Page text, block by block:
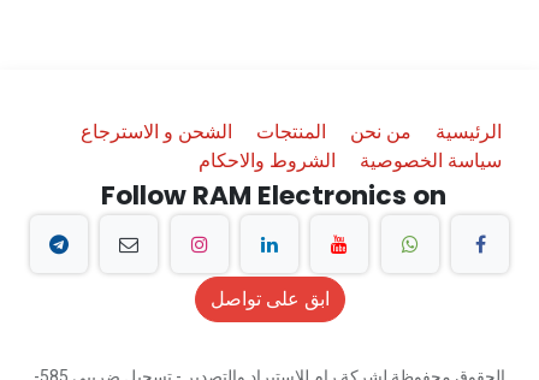
الرئيسية من نحن المنتجات
الشحن و الاسترجاع
سياسة الخصوصية
الشروط والاحكام
Follow RAM Electronics on
ابق على تواصل
الحقوق محفوظة لشركة رام للاستيراد والتصدير - تسجيل ضريبي 585-